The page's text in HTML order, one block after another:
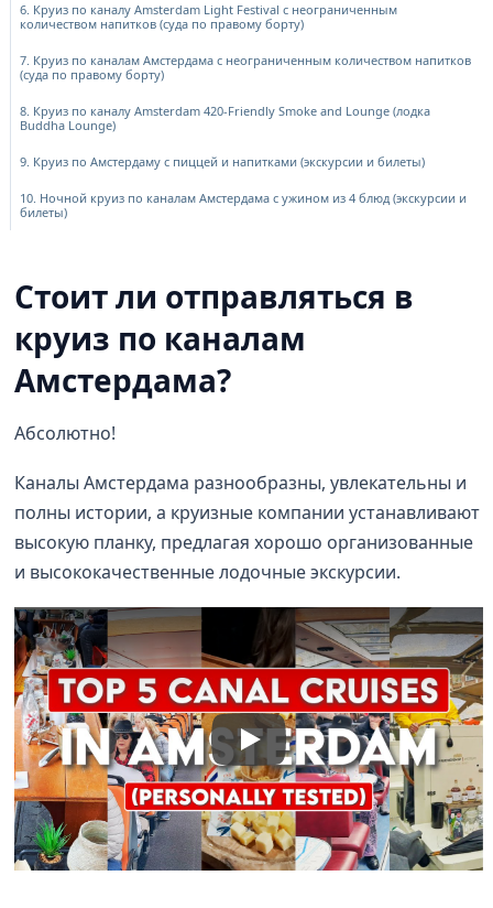
6. Круиз по каналу Amsterdam Light Festival с неограниченным
количеством напитков (суда по правому борту)
7. Круиз по каналам Амстердама с неограниченным количеством напитков
(суда по правому борту)
8. Круиз по каналу Amsterdam 420-Friendly Smoke and Lounge (лодка
Buddha Lounge)
9. Круиз по Амстердаму с пиццей и напитками (экскурсии и билеты)
10. Ночной круиз по каналам Амстердама с ужином из 4 блюд (экскурсии и
билеты)
Стоит ли отправляться в
круиз по каналам
Амстердама?
Абсолютно!
Каналы Амстердама разнообразны, увлекательны и
полны истории, а круизные компании устанавливают
высокую планку, предлагая хорошо организованные
и высококачественные лодочные экскурсии.